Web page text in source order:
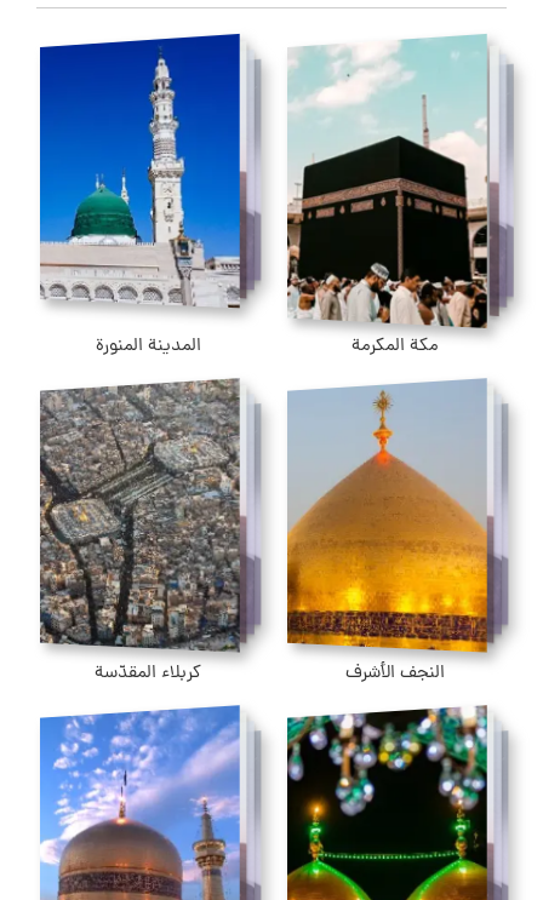
مكة المكرمة المدينة المنورة
النجف الأشرف كربلاء المقدّسة